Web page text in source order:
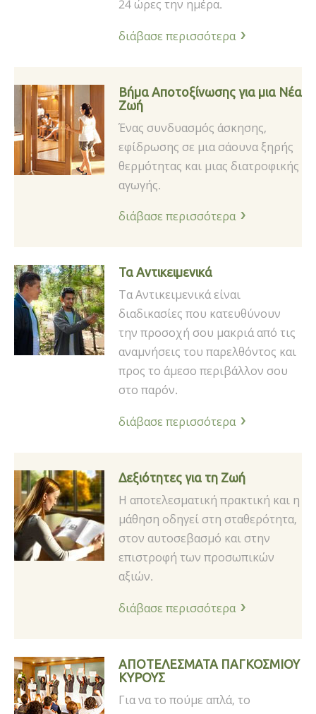
24 ώρες την ημέρα.
διάβασε περισσότερα
Βήμα Αποτοξίνωσης για μια Νέα
Ζωή
Ένας συνδυασμός άσκησης,
εφίδρωσης σε μια σάουνα ξηρής
θερμότητας και μιας διατροφικής
αγωγής.
διάβασε περισσότερα
Τα Αντικειμενικά
Τα Αντικειμενικά είναι
διαδικασίες που κατευθύνουν
την προσοχή σου μακριά από τις
αναμνήσεις του παρελθόντος και
προς το άμεσο περιβάλλον σου
στο παρόν.
διάβασε περισσότερα
Δεξιότητες για τη Ζωή
Η αποτελεσματική πρακτική και η
μάθηση οδηγεί στη σταθερότητα,
στον αυτοσεβασμό και στην
επιστροφή των προσωπικών
αξιών.
διάβασε περισσότερα
ΑΠΟΤΕΛΕΣΜΑΤΑ ΠΑΓΚΟΣΜΙΟΥ
ΚΥΡΟΥΣ
Για να το πούμε απλά, το